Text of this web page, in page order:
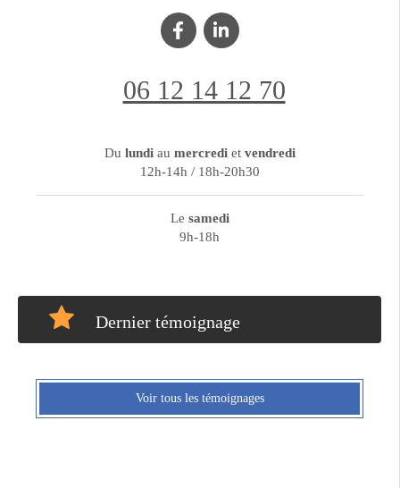
06 12 14 12 70
Du lundiau mercrediet vendredi
12h-14h / 18h-20h30
Le samedi
9h-18h
Dernier témoignage
Voir tous les témoignages